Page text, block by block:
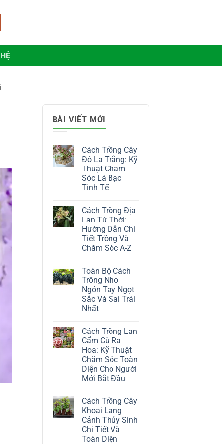
BÀI VIẾT MỚI
Cách Trồng Cây
Đô La Trắng: Kỹ
Thuật Chăm
Sóc Lá Bạc
Tinh Tế
bình
luận
ở
Cách
Trồng
Cây
Đô
Kỹ
Thuật
Chăm
Sóc
Lá
Bạc
Tinh
Cách Trồng Địa
Lan Tứ Thời:
Hướng Dẫn Chi
Tiết Trồng Và
Chăm Sóc A-Z
bình
luận
Cách
Trồng
Địa
Lan
Hướng
Dẫn
Chi
Tiết
Trồng
Và
Chăm
Sóc
A-
Toàn Bộ Cách
Trồng Nho
Ngón Tay Ngọt
Sắc Và Sai Trái
Nhất
bình
luận
ở
Toàn
Bộ
Cách
Trồng
Nho
Ngón
Sắc
Và
Sai
Trái
Nhất
Cách Trồng Lan
Cẩm Cù Ra
Hoa: Kỹ Thuật
Chăm Sóc Toàn
Diện Cho Người
Mới Bắt Đầu
bình
luận
ở
Cách
Trồng
Lan
Cẩm
Cách Trồng Cây
Khoai Lang
Cảnh Thủy Sinh
Chi Tiết Và
Toàn Diện